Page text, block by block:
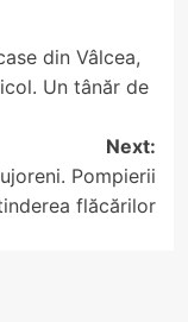
din Vâlcea,
Un tânăr de
Next:
Pompierii
flăcărilor